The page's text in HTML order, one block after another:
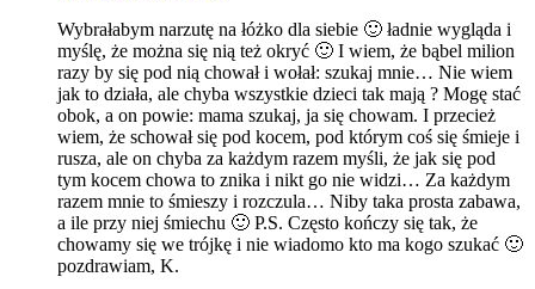
Wybrałabym narzutę na łóżko dla siebie 🙂 ładnie wygląda i
myślę, że można się nią też okryć 🙂 I wiem, że bąbel milion
razy by się pod nią chował i wołał: szukaj mnie… Nie wiem
jak to działa, ale chyba wszystkie dzieci tak mają ? Mogę stać
obok, a on powie: mama szukaj, ja się chowam. I przecież
wiem, że schował się pod kocem, pod którym coś się śmieje i
rusza, ale on chyba za każdym razem myśli, że jak się pod
tym kocem chowa to znika i nikt go nie widzi… Za każdym
razem mnie to śmieszy i rozczula… Niby taka prosta zabawa,
a ile przy niej śmiechu 🙂 P.S. Często kończy się tak, że
chowamy się we trójkę i nie wiadomo kto ma kogo szukać 🙂
pozdrawiam, K.